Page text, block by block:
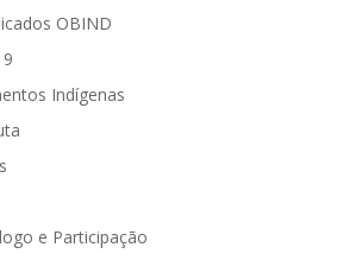
OBIND
Indígenas
e Participação